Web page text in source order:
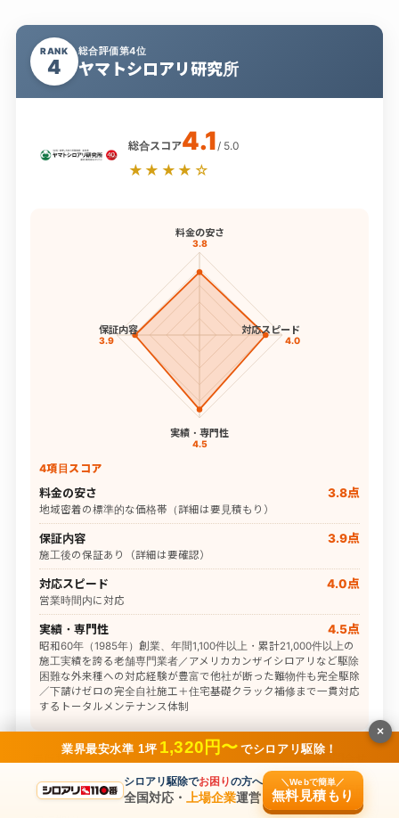
RANK
4
総合評価第4位
ヤマトシロアリ研究所
総合スコア4.1 / 5.0
★★★★☆
料金の安さ
3.8
対応スピード
4.0
実績・専門性
4.5
保証内容
3.9
4項目スコア
料金の安さ 3.8点
地域密着の標準的な価格帯（詳細は要見積もり）
保証内容 3.9点
施工後の保証あり（詳細は要確認）
対応スピード 4.0点
営業時間内に対応
実績・専門性 4.5点
昭和60年（1985年）創業、年間1,100件以上・累計21,000件以上の
施工実績を誇る老舗専門業者／アメリカカンザイシロアリなど駆除
困難な外来種への対応経験が豊富で他社が断った難物件も完全駆除
／下請けゼロの完全自社施工＋住宅基礎クラック補修まで一貫対応
するトータルメンテナンス体制
最低料金 要問合せ
対応エリア 大阪府
業界最安水準 1坪 1,320円〜 でシロアリ駆除！
シロアリ駆除でお困りの方へ
全国対応・ 上場企業運営
＼Webで簡単／
無料見積もり
×